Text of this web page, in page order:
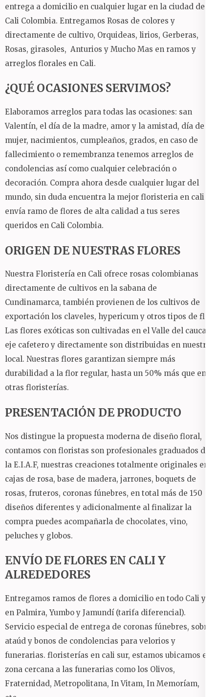
entrega a domicilio en cualquier lugar en la ciudad de
Cali Colombia. Entregamos Rosas de colores y
directamente de cultivo, Orquideas, lirios, Gerberas,
Rosas, girasoles, Anturios y Mucho Mas en ramos y
arreglos florales en Cali.
¿QUÉ OCASIONES SERVIMOS?
Elaboramos arreglos para todas las ocasiones: san
Valentín, el día de la madre, amor y la amistad, día de la
mujer, nacimientos, cumpleaños, grados, en caso de
fallecimiento o remembranza tenemos arreglos de
condolencias así como cualquier celebración o
decoración. Compra ahora desde cualquier lugar del
mundo, sin duda encuentra la mejor floristeria en cali y
envía ramo de flores de alta calidad a tus seres
queridos en Cali Colombia.
ORIGEN DE NUESTRAS FLORES
Nuestra Floristería en Cali ofrece rosas colombianas
directamente de cultivos en la sabana de
Cundinamarca, también provienen de los cultivos de
exportación los claveles, hypericum y otros tipos de flor.
Las flores exóticas son cultivadas en el Valle del cauca y
eje cafetero y directamente son distribuidas en nuestro
local. Nuestras flores garantizan siempre más
durabilidad a la flor regular, hasta un 50% más que en
otras floristerías.
PRESENTACIÓN DE PRODUCTO
Nos distingue la propuesta moderna de diseño floral,
contamos con floristas son profesionales graduados de
la E.I.A.F, nuestras creaciones totalmente originales en:
cajas de rosa, base de madera, jarrones, boquets de
rosas, fruteros, coronas fúnebres, en total más de 150
diseños diferentes y adicionalmente al finalizar la
compra puedes acompañarla de chocolates, vino,
peluches y globos.
ENVÍO DE FLORES EN CALI Y
ALREDEDORES
Entregamos ramos de flores a domicilio en todo Cali y
en Palmira, Yumbo y Jamundí (tarifa diferencial).
Servicio especial de entrega de coronas fúnebres, sobre
ataúd y bonos de condolencias para velorios y
funerarias. floristerías en cali sur, estamos ubicamos en
zona cercana a las funerarias como los Olivos,
Fraternidad, Metropolitana, In Vitam, In Memoríam,